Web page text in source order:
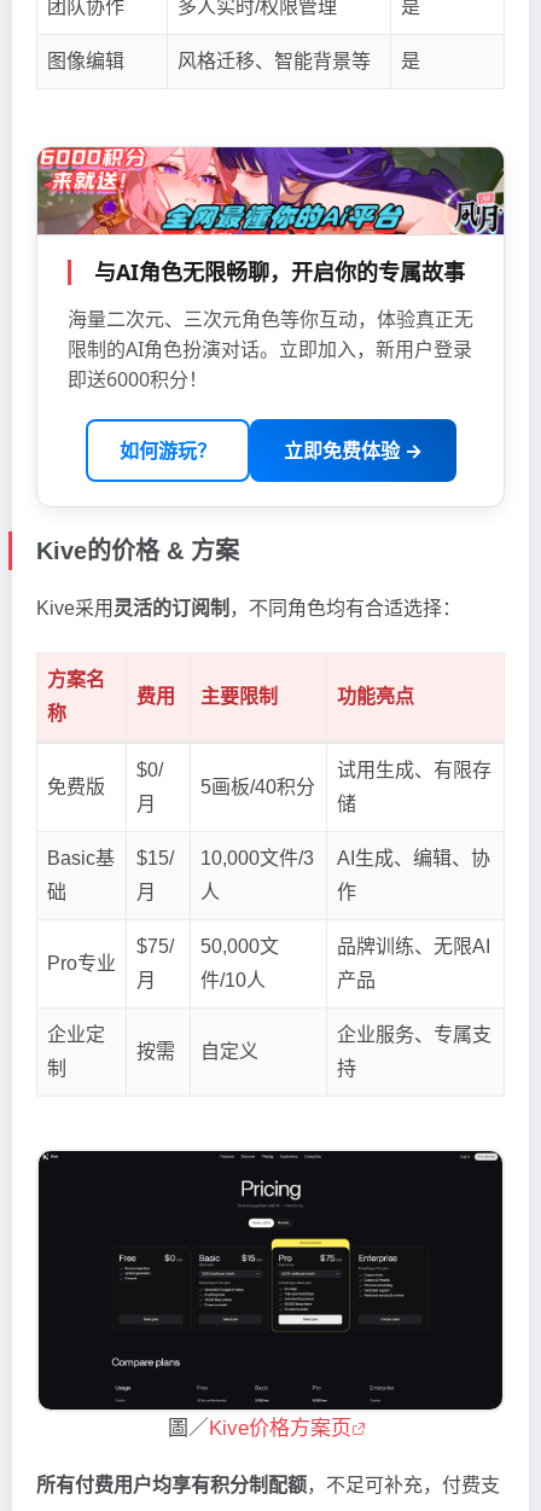
团队协作 多人实时/权限管理 是
图像编辑 风格迁移、智能背景等 是
与AI角色无限畅聊，开启你的专属故事
海量二次元、三次元角色等你互动，体验真正无
限制的AI角色扮演对话。立即加入，新用户登录
即送6000积分！
如何游玩？ 立即免费体验 →
Kive的价格 & 方案
Kive采用 灵活的订阅制 ，不同角色均有合适选择：
方案名
称
费用 主要限制 功能亮点
免费版
$0/
月
5画板/40积分
试用生成、有限存
储
Basic基
础
$15/
月
10,000文件/3
人
AI生成、编辑、协
作
Pro专业
$75/
月
50,000文
件/10人
品牌训练、无限AI
产品
企业定
制
按需 自定义
企业服务、专属支
持
圖／Kive价格方案页
所有付费用户均享有积分制配额，不足可补充，付费支